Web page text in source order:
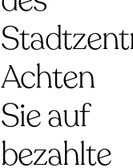
Achten
Sie auf
bezahlte